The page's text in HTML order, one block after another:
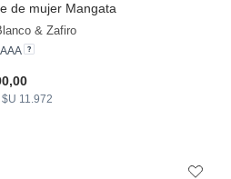
de mujer Mangata
& Zafiro
11.972